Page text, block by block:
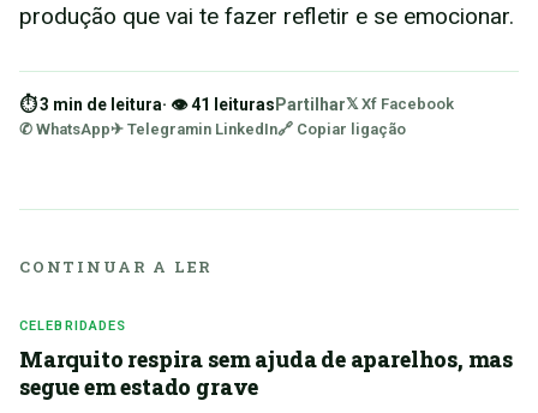
produção que vai te fazer refletir e se emocionar.
⏱ 3 min de leitura· 👁 41 leituras Partilhar𝕏 Xf Facebook
✆ WhatsApp✈ Telegramin LinkedIn🔗 Copiar ligação
CONTINUAR A LER
CELEBRIDADES
Marquito respira sem ajuda de aparelhos, mas
segue em estado grave